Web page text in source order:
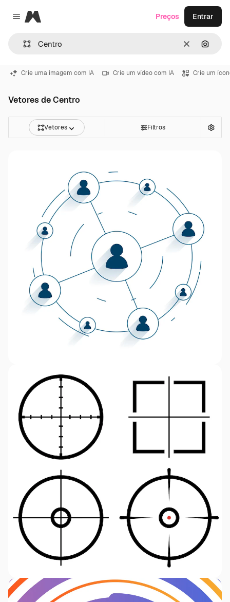
Close menu
Magnific
Limpar
Preços Entrar
Crie uma imagem com IA Crie um vídeo com IA Crie um
Vetores de Centro
Vetores Filtros